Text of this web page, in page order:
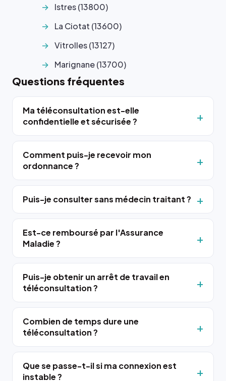
Istres (13800)
La Ciotat (13600)
Vitrolles (13127)
Marignane (13700)
Questions fréquentes
Ma téléconsultation est-elle
confidentielle et sécurisée ?
Comment puis-je recevoir mon
ordonnance ?
Puis-je consulter sans médecin traitant ?
Est-ce remboursé par l'Assurance
Maladie ?
Puis-je obtenir un arrêt de travail en
téléconsultation ?
Combien de temps dure une
téléconsultation ?
Que se passe-t-il si ma connexion est
instable ?